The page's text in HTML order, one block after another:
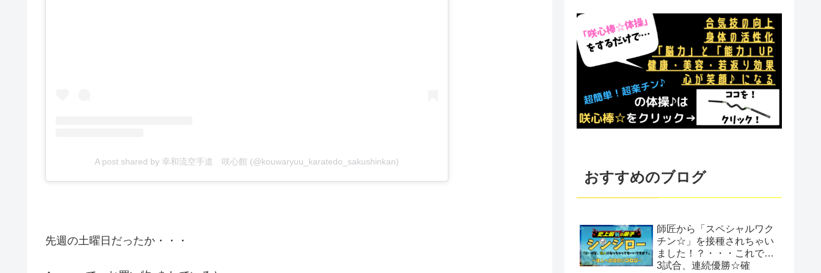
A post shared by 幸和流空手道 咲心館 (@kouwaryuu_karatedo_sakushinkan)
先週の土曜日だったか・・・
おすすめのブログ
師匠から「スペシャルワク
チン☆」を接種されちゃい
ました！？・・・これで…
3試合、連続優勝☆確